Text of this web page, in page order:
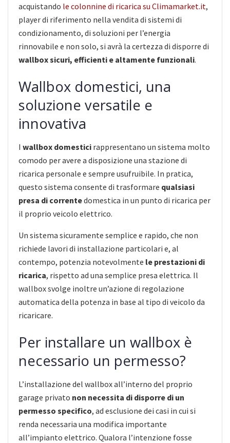
acquistando le colonnine di ricarica su Climamarket.it,
player di riferimento nella vendita di sistemi di
condizionamento, di soluzioni per l’energia
rinnovabile e non solo, si avrà la certezza di disporre di
wallbox sicuri, efficienti e altamente funzionali.
Wallbox domestici, una
soluzione versatile e
innovativa
I wallbox domestici rappresentano un sistema molto
comodo per avere a disposizione una stazione di
ricarica personale e sempre usufruibile. In pratica,
questo sistema consente di trasformare qualsiasi
presa di correntedomestica in un punto di ricarica per
il proprio veicolo elettrico.
Un sistema sicuramente semplice e rapido, che non
richiede lavori di installazione particolari e, al
contempo, potenzia notevolmente le prestazioni di
ricarica, rispetto ad una semplice presa elettrica. Il
wallbox svolge inoltre un’azione di regolazione
automatica della potenza in base al tipo di veicolo da
ricaricare.
Per installare un wallbox è
necessario un permesso?
L’installazione del wallbox all’interno del proprio
garage privato non necessita di disporre di un
permesso specifico, ad esclusione dei casi in cui si
renda necessaria una modifica importante
all’impianto elettrico. Qualora l’intenzione fosse